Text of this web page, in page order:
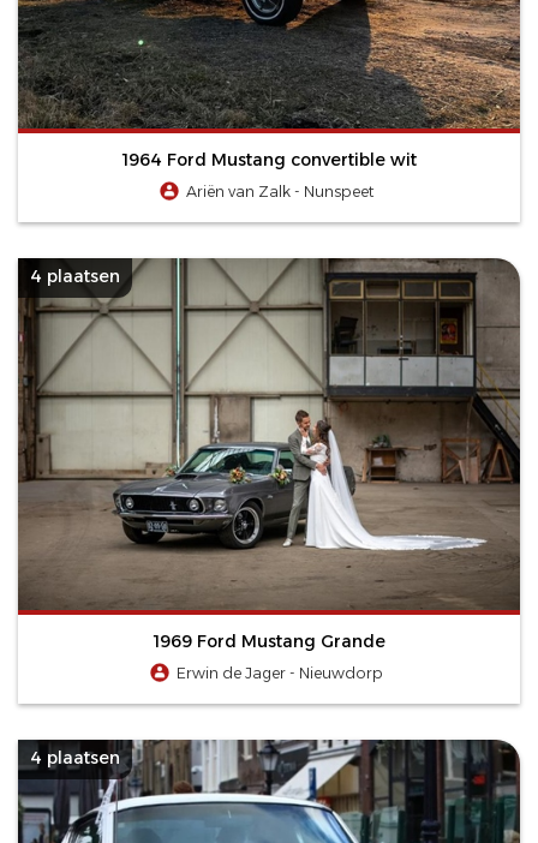
1964 Ford Mustang convertible wit
Ariën van Zalk - Nunspeet
4 plaatsen
1969 Ford Mustang Grande
Erwin de Jager - Nieuwdorp
4 plaatsen